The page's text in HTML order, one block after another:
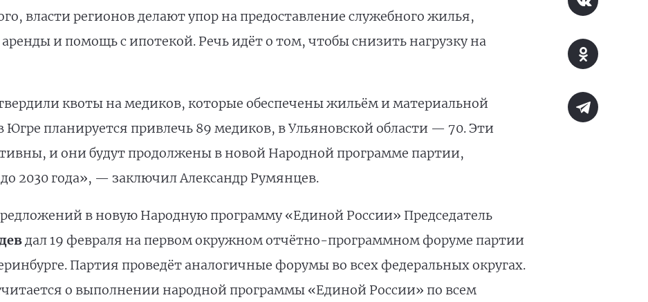
власти регионов делают упор на предоставление служебного жилья,
и помощь с ипотекой. Речь идёт о том, чтобы снизить нагрузку на
квоты на медиков, которые обеспечены жильём и материальной
планируется привлечь 89 медиков, в Ульяновской области — 70. Эти
и они будут продолжены в новой Народной программе партии,
2030 года», — заключил Александр Румянцев.
в новую Народную программу «Единой России» Председатель
дал 19 февраля на первом окружном отчётно-программном форуме партии
Партия проведёт аналогичные форумы во всех федеральных округах.
о выполнении народной программы «Единой России» по всем